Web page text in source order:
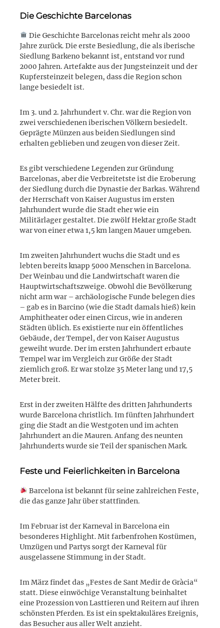
Die Geschichte Barcelonas
Die Geschichte Barcelonas reicht mehr als 2000
Jahre zurück. Die erste Besiedlung, die als iberische
Siedlung Barkeno bekannt ist, entstand vor rund
2000 Jahren. Artefakte aus der Jungsteinzeit und der
Kupfersteinzeit belegen, dass die Region schon
lange besiedelt ist.
Im 3. und 2. Jahrhundert v. Chr. war die Region von
zwei verschiedenen iberischen Völkern besiedelt.
Geprägte Münzen aus beiden Siedlungen sind
erhalten geblieben und zeugen von dieser Zeit.
Es gibt verschiedene Legenden zur Gründung
Barcelonas, aber die Verbreitetste ist die Eroberung
der Siedlung durch die Dynastie der Barkas. Während
der Herrschaft von Kaiser Augustus im ersten
Jahrhundert wurde die Stadt eher wie ein
Militärlager gestaltet. Die zwölf Hektar große Stadt
war von einer etwa 1,5 km langen Mauer umgeben.
Im zweiten Jahrhundert wuchs die Stadt und es
lebten bereits knapp 5000 Menschen in Barcelona.
Der Weinbau und die Landwirtschaft waren die
Hauptwirtschaftszweige. Obwohl die Bevölkerung
nicht arm war – archäologische Funde belegen dies
– gab es in Barcino (wie die Stadt damals hieß) kein
Amphitheater oder einen Circus, wie in anderen
Städten üblich. Es existierte nur ein öffentliches
Gebäude, der Tempel, der von Kaiser Augustus
geweiht wurde. Der im ersten Jahrhundert erbaute
Tempel war im Vergleich zur Größe der Stadt
ziemlich groß. Er war stolze 35 Meter lang und 17,5
Meter breit.
Erst in der zweiten Hälfte des dritten Jahrhunderts
wurde Barcelona christlich. Im fünften Jahrhundert
ging die Stadt an die Westgoten und im achten
Jahrhundert an die Mauren. Anfang des neunten
Jahrhunderts wurde sie Teil der spanischen Mark.
Feste und Feierlichkeiten in Barcelona
Barcelona ist bekannt für seine zahlreichen Feste,
die das ganze Jahr über stattfinden.
Im Februar ist der Karneval in Barcelona ein
besonderes Highlight. Mit farbenfrohen Kostümen,
Umzügen und Partys sorgt der Karneval für
ausgelassene Stimmung in der Stadt.
Im März findet das „Festes de Sant Medir de Gràcia“
statt. Diese einwöchige Veranstaltung beinhaltet
eine Prozession von Lasttieren und Reitern auf ihren
schönsten Pferden. Es ist ein spektakuläres Ereignis,
das Besucher aus aller Welt anzieht.